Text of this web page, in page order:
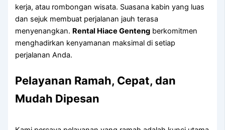
kerja, atau rombongan wisata. Suasana kabin yang luas
dan sejuk membuat perjalanan jauh terasa
menyenangkan. Rental Hiace Genteng berkomitmen
menghadirkan kenyamanan maksimal di setiap
perjalanan Anda.
Pelayanan Ramah, Cepat, dan
Mudah Dipesan